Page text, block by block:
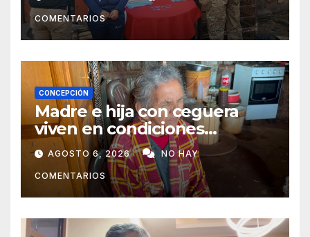
Concepción
COMENTARIOS
CONCEPCIÓN
Madre e hija con ceguera
viven en condiciones
precarias y vecinos impulsan
campaña solidaria para
ayudarlas
AGOSTO 6, 2026 NO HAY
COMENTARIOS